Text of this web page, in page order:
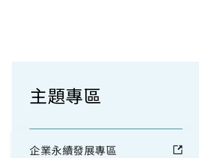
主題專區
企業永續發展專區